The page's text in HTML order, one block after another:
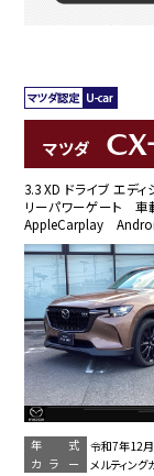
マツダ
3.3 XD ドライブ エデ
リーパワーゲート
AppleCarplay
年 式 令和7年12月
カラー
メルティング